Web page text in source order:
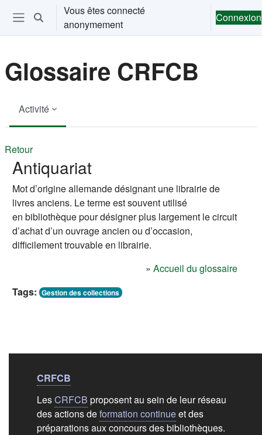
Passer au contenu principal
Ouvrir le menu de navigation
Activer/désactiver la saisie de recherche
Vous êtes connecté
anonymement
Connexion
Glossaire CRFCB
Activité
Retour
Antiquariat
Mot d’origine allemande désignant une librairie de
livres anciens. Le terme est souvent utilisé
en bibliothèque pour désigner plus largement le circuit
d’achat d’un ouvrage ancien ou d’occasion,
difficilement trouvable en librairie.
» Accueil du glossaire
Tags: Gestion des collections
Liens de bas de
CRFCB
LesCRFCB proposent au sein de leur réseau
des actions deformation continueet des
préparations aux concours des bibliothèques.